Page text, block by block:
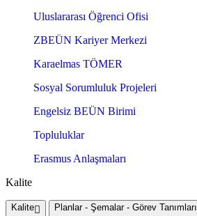
Uluslararası Öğrenci Ofisi
ZBEÜN Kariyer Merkezi
Karaelmas TÖMER
Sosyal Sorumluluk Projeleri
Engelsiz BEÜN Birimi
Topluluklar
Erasmus Anlaşmaları
Kalite
Kalite Planlar - Şemalar - Görev Tanımları